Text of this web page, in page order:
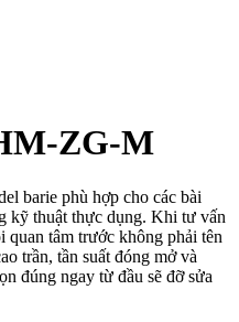
ZG-M
barie phù hợp cho các bài
kỹ thuật thực dụng. Khi tư vấn
quan tâm trước không phải tên
trần, tần suất đóng mở và
đúng ngay từ đầu sẽ đỡ sửa